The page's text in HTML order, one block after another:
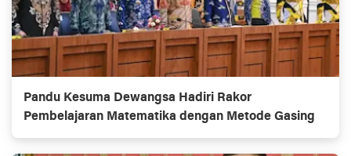
Pandu Kesuma Dewangsa Hadiri Rakor
Pembelajaran Matematika dengan Metode Gasing